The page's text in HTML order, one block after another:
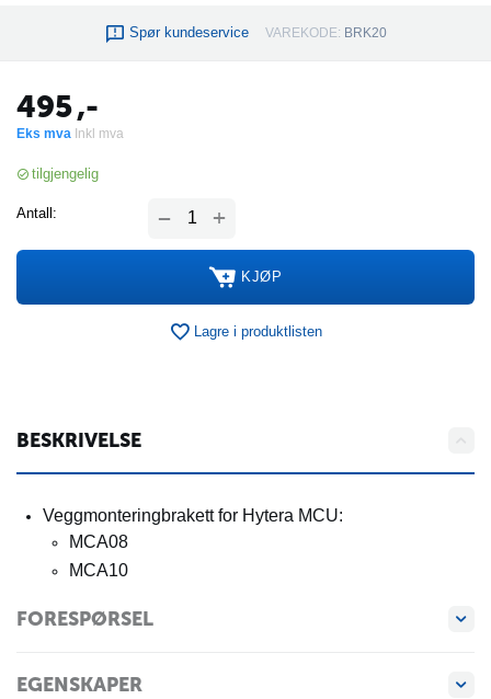
Spør kundeservice VAREKODE: BRK20
495,-
Eks mva Inkl mva
tilgjengelig
Antall: +
−
KJØP
Lagre i produktlisten
BESKRIVELSE
Veggmonteringbrakett for Hytera MCU:
MCA08
MCA10
FORESPØRSEL
EGENSKAPER